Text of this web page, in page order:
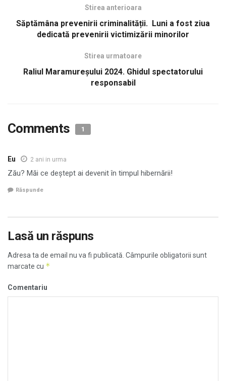
Stirea anterioara
Săptămâna prevenirii criminalității. Luni a fost ziua
dedicată prevenirii victimizării minorilor
Stirea urmatoare
Raliul Maramureşului 2024. Ghidul spectatorului
responsabil
Comments 1
Eu 2 ani in urma
Zău? Măi ce deștept ai devenit în timpul hibernării!
Răspunde
Lasă un răspuns
Adresa ta de email nu va fi publicată. Câmpurile obligatorii sunt
marcate cu *
Comentariu